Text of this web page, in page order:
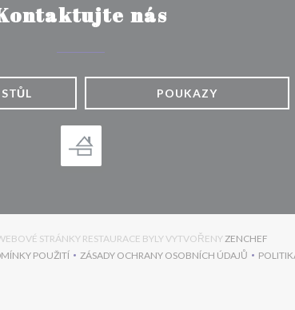
nás
POUKAZY
STRÁNKY RESTAURACE BYLY VYTVOŘENY ZENCHEF
OKNĚ))
POUŽITÍ
((OTEVŘE SE V NOVÉM OKNĚ))
ZÁSADY OCHRANY OSOBNÍCH ÚDAJŮ
((OTEVŘE SE V NOVÉM